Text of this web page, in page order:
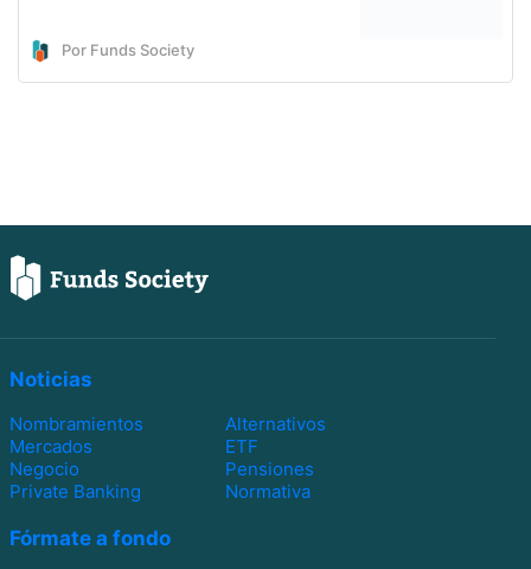
Por Funds Society
Noticias
Nombramientos
Alternativos
Mercados
ETF
Negocio
Pensiones
Private Banking
Normativa
Fórmate a fondo